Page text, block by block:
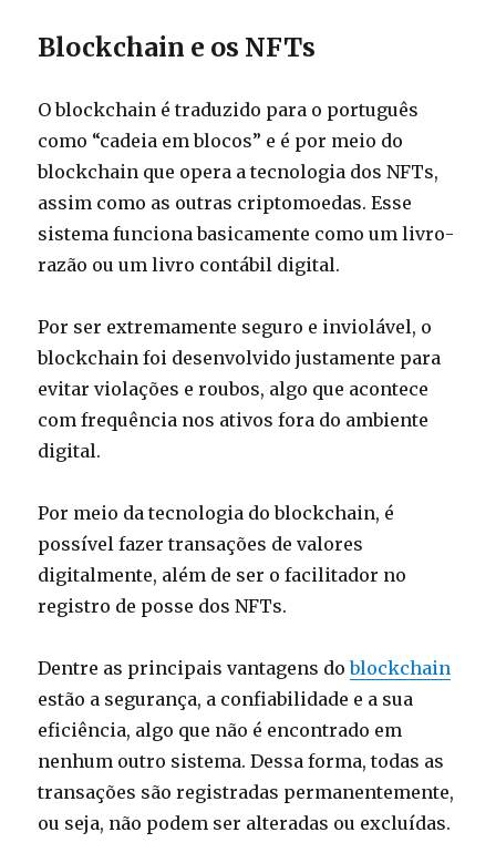
Blockchain e os NFTs
O blockchain é traduzido para o português
como “cadeia em blocos” e é por meio do
blockchain que opera a tecnologia dos NFTs,
assim como as outras criptomoedas. Esse
sistema funciona basicamente como um livro-
razão ou um livro contábil digital.
Por ser extremamente seguro e inviolável, o
blockchain foi desenvolvido justamente para
evitar violações e roubos, algo que acontece
com frequência nos ativos fora do ambiente
digital.
Por meio da tecnologia do blockchain, é
possível fazer transações de valores
digitalmente, além de ser o facilitador no
registro de posse dos NFTs.
Dentre as principais vantagens doblockchain
estão a segurança, a confiabilidade e a sua
eficiência, algo que não é encontrado em
nenhum outro sistema. Dessa forma, todas as
transações são registradas permanentemente,
ou seja, não podem ser alteradas ou excluídas.